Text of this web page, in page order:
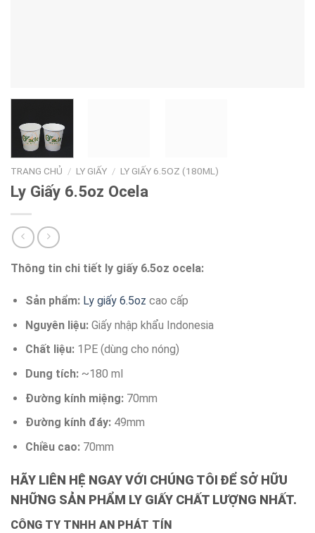
TRANG CHỦ / LY GIẤY / LY GIẤY 6.5OZ (180ML)
Ly Giấy 6.5oz Ocela
Thông tin chi tiết ly giấy 6.5oz ocela:
Sản phẩm: Ly giấy 6.5oz cao cấp
Nguyên liệu: Giấy nhập khẩu Indonesia
Chất liệu: 1PE (dùng cho nóng)
Dung tích: ~180 ml
Đường kính miệng: 70mm
Đường kính đáy: 49mm
Chiều cao: 70mm
HÃY LIÊN HỆ NGAY VỚI CHÚNG TÔI ĐỂ SỞ HỮU
NHỮNG SẢN PHẨM LY GIẤY CHẤT LƯỢNG NHẤT.
CÔNG TY TNHH AN PHÁT TÍN